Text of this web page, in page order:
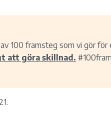
100 framsteg som vi gör för
att göra skillnad.